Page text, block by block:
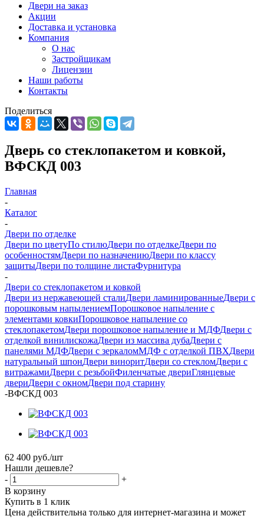
Двери на заказ
Акции
Доставка и установка
Компания
О нас
Застройщикам
Лицензии
Наши работы
Контакты
Поделиться
Дверь со стеклопакетом и ковкой,
ВФСКД 003
Главная
-
Каталог
-
Двери по отделке
Двери по цветуПо стилюДвери по отделкеДвери по
особенностямДвери по назначениюДвери по классу
защитыДвери по толщине листаФурнитура
-
Двери со стеклопакетом и ковкой
Двери из нержавеющей сталиДвери ламинированныеДвери с
порошковым напылениемПорошковое напыление с
элементами ковкиПорошковое напыление со
стеклопакетомДвери порошковое напыление и МДФДвери с
отделкой винилискожаДвери из массива дубаДвери с
панелями МДФДвери с зеркаломМДФ с отделкой ПВХДвери
натуральный шпонДвери виноритДвери со стекломДвери с
витражамиДвери с резьбойФиленчатые двериГлянцевые
двериДвери с окномДвери под старину
-ВФСКД 003
62 400 руб./шт
Нашли дешевле?
-
+
В корзину
Купить в 1 клик
Цена действительна только для интернет-магазина и может